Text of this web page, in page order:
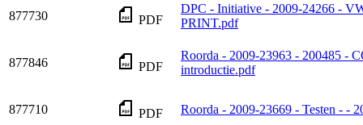
877730 PDF
DPC - Initiative - 2009-24266 -
PRINT.pdf
877846 PDF
Roorda - 2009-23963 - 200485 -
introductie.pdf
877710 PDF Roorda - 2009-23669 - Testen - -